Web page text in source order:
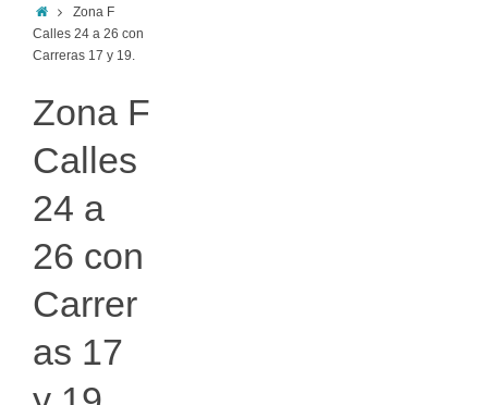
InicioZona F
Calles 24 a 26 con
Carreras 17 y 19.
Zona F
Calles
24 a
26 con
Carrer
as 17